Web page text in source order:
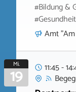
#Bildung &
#Gesundheit
Amt
Mi.
19
11:45 -